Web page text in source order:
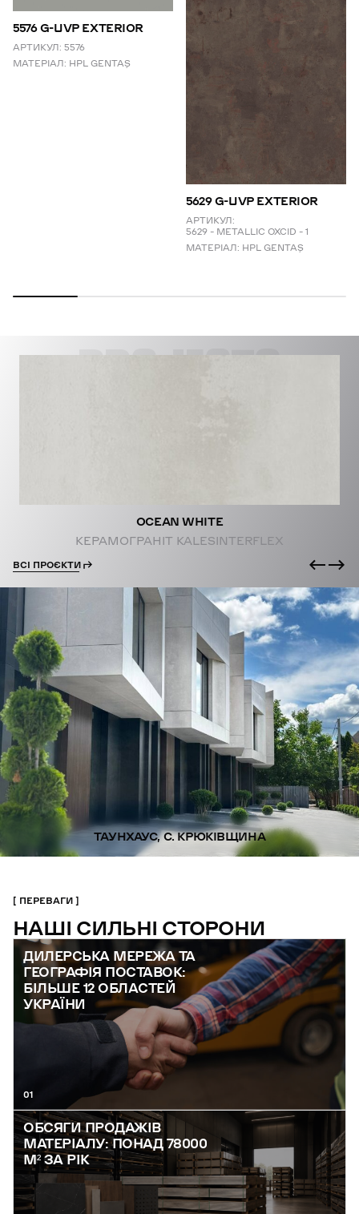
5576 G-UVP EXTERIOR
АРТИКУЛ: 5576
МАТЕРІАЛ: HPL GENTAŞ
5629 G-UVP EXTERIOR
АРТИКУЛ:
5629 – METALLIC OXCID – 1
МАТЕРІАЛ: HPL GENTAŞ
PROJECTS
OCEAN WHITE
КЕРАМОГРАНІТ KALESINTERFLEX
ВСІ ПРОЄКТИ
ТАУНХАУС, С. КРЮКІВЩИНА
ПЕРЕВАГИ
НАШІ СИЛЬНІ СТОРОНИ
ДИЛЕРСЬКА МЕРЕЖА ТА
ГЕОГРАФІЯ ПОСТАВОК:
БІЛЬШЕ 12 ОБЛАСТЕЙ
УКРАЇНИ
01
ОБСЯГИ ПРОДАЖІВ
МАТЕРІАЛУ: ПОНАД 78000
М² ЗА РІК